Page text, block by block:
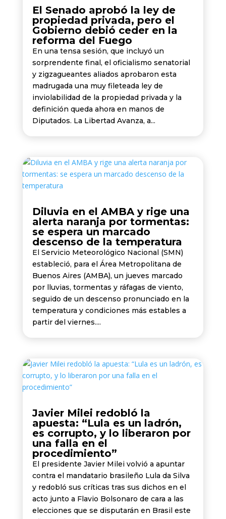
El Senado aprobó la ley de
propiedad privada, pero el
Gobierno debió ceder en la
reforma del Fuego
En una tensa sesión, que incluyó un
sorprendente final, el oficialismo senatorial
y zigzagueantes aliados aprobaron esta
madrugada una muy fileteada ley de
inviolabilidad de la propiedad privada y la
definición queda ahora en manos de
Diputados. La Libertad Avanza, a...
Diluvia en el AMBA y rige una
alerta naranja por tormentas:
se espera un marcado
descenso de la temperatura
El Servicio Meteorológico Nacional (SMN)
estableció, para el Área Metropolitana de
Buenos Aires (AMBA), un jueves marcado
por lluvias, tormentas y ráfagas de viento,
seguido de un descenso pronunciado en la
temperatura y condiciones más estables a
partir del viernes....
Javier Milei redobló la
apuesta: “Lula es un ladrón,
es corrupto, y lo liberaron por
una falla en el
procedimiento”
El presidente Javier Milei volvió a apuntar
contra el mandatario brasileño Lula da Silva
y redobló sus críticas tras sus dichos en el
acto junto a Flavio Bolsonaro de cara a las
elecciones que se disputarán en Brasil este